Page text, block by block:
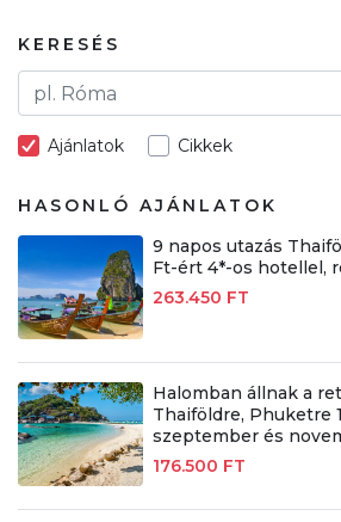
KERESÉS
Ajánlatok Cikkek
HASONLÓ AJÁNLATOK
9 napos utazás
Ft-ért 4*-os hotellel,
263.450 FT
Halomban állnak a
Thaiföldre, Phuketre
szeptember és
176.500 FT